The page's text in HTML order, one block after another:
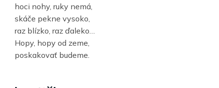
hoci nohy, ruky nemá,
skáče pekne vysoko,
raz blízko, raz ďaleko…
Hopy, hopy od zeme,
poskakovať budeme.